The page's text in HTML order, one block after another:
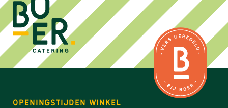
OPENINGSTIJDEN WINKEL